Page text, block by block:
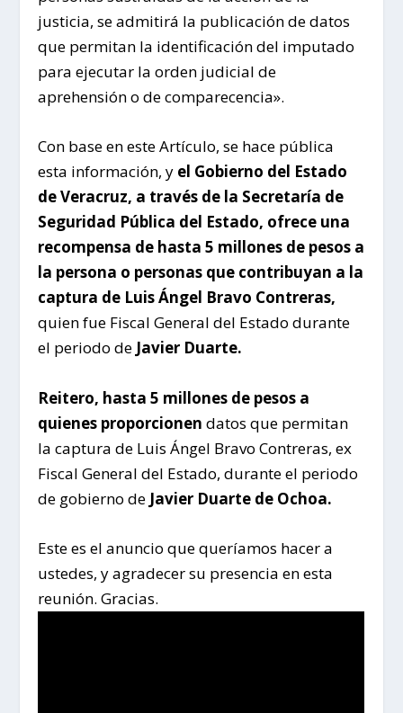
justicia, se admitirá la publicación de datos
que permitan la identificación del imputado
para ejecutar la orden judicial de
aprehensión o de comparecencia».
Con base en este Artículo, se hace pública
esta información, y el Gobierno del Estado
de Veracruz, a través de la Secretaría de
Seguridad Pública del Estado, ofrece una
recompensa de hasta 5 millones de pesos a
la persona o personas que contribuyan a la
captura de Luis Ángel Bravo Contreras,
quien fue Fiscal General del Estado durante
el periodo de Javier Duarte.
Reitero, hasta 5 millones de pesos a
quienes proporcionen datos que permitan
la captura de Luis Ángel Bravo Contreras, ex
Fiscal General del Estado, durante el periodo
de gobierno de Javier Duarte de Ochoa.
Este es el anuncio que queríamos hacer a
ustedes, y agradecer su presencia en esta
reunión. Gracias.